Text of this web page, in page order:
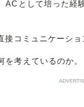
ACとして培った経
コミュニケーショ
考えているのか。